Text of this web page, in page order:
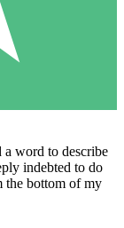
word to describe
indebted to do
the bottom of my